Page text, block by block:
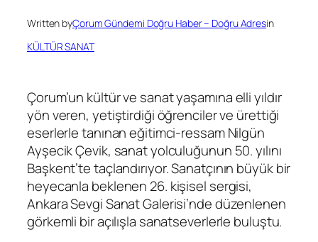
Written byÇorum Gündemi Doğru Haber – Doğru Adresin
KÜLTÜR SANAT
Çorum’un kültür ve sanat yaşamına elli yıldır
yön veren, yetiştirdiği öğrenciler ve ürettiği
eserlerle tanınan eğitimci-ressam Nilgün
Ayşecik Çevik, sanat yolculuğunun 50. yılını
Başkent’te taçlandırıyor. Sanatçının büyük bir
heyecanla beklenen 26. kişisel sergisi,
Ankara Sevgi Sanat Galerisi’nde düzenlenen
görkemli bir açılışla sanatseverlerle buluştu.